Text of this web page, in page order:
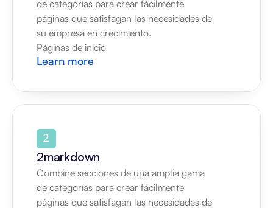
de categorías para crear fácilmente
páginas que satisfagan las necesidades de
su empresa en crecimiento.
Páginas de inicio
Learn more
2markdown
Combine secciones de una amplia gama
de categorías para crear fácilmente
páginas que satisfagan las necesidades de